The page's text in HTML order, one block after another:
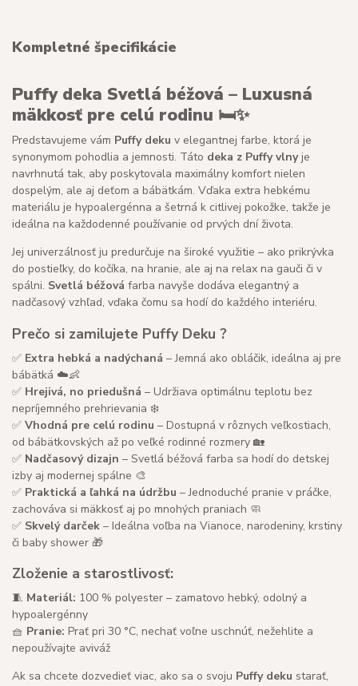
Kompletné špecifikácie
Puffy deka Svetlá béžová – Luxusná
mäkkosť pre celú rodinu 🛏️✨
Predstavujeme vám Puffy deku v elegantnej farbe, ktorá je
synonymom pohodlia a jemnosti. Táto deka z Puffy vlnyje
navrhnutá tak, aby poskytovala maximálny komfort nielen
dospelým, ale aj deťom a bábätkám. Vďaka extra hebkému
materiálu je hypoalergénna a šetrná k citlivej pokožke, takže je
ideálna na každodenné používanie od prvých dní života.
Jej univerzálnosť ju predurčuje na široké využitie – ako prikrývka
do postieľky, do kočíka, na hranie, ale aj na relax na gauči či v
spálni. Svetlá béžová farba navyše dodáva elegantný a
nadčasový vzhľad, vďaka čomu sa hodí do každého interiéru.
Prečo si zamilujete Puffy Deku ?
✅ Extra hebká a nadýchaná – Jemná ako obláčik, ideálna aj pre
bábätká ☁️👶
✅ Hrejivá, no priedušná – Udržiava optimálnu teplotu bez
nepríjemného prehrievania ❄️
✅ Vhodná pre celú rodinu – Dostupná v rôznych veľkostiach,
od bábätkovských až po veľké rodinné rozmery 🏡
✅ Nadčasový dizajn – Svetlá béžová farba sa hodí do detskej
izby aj modernej spálne 🎨
✅ Praktická a ľahká na údržbu – Jednoduché pranie v práčke,
zachováva si mäkkosť aj po mnohých praniach 🧼
✅ Skvelý darček – Ideálna voľba na Vianoce, narodeniny, krstiny
či baby shower 🎁
Zloženie a starostlivosť:
🧵 Materiál: 100 % polyester – zamatovo hebký, odolný a
hypoalergénny
🧺 Pranie: Prať pri 30 °C, nechať voľne uschnúť, nežehlite a
nepoužívajte aviváž
Ak sa chcete dozvedieť viac, ako sa o svoju Puffy deku starať,